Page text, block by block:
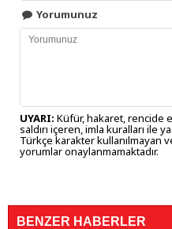
Yorumunuz
UYARI: Küfür, hakaret, rencide
saldırı içeren, imla kuralları ile
Türkçe karakter kullanılmayan
yorumlar onaylanmamaktadır.
BENZER HABERLER